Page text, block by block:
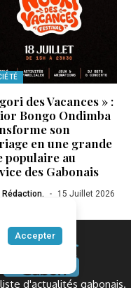
des Vacances » :
Bongo Ondimba
son
en une grande
populaire au
des Gabonais
Rédaction. 15 Juillet 2026
d'actualités gabonais.
Accepter